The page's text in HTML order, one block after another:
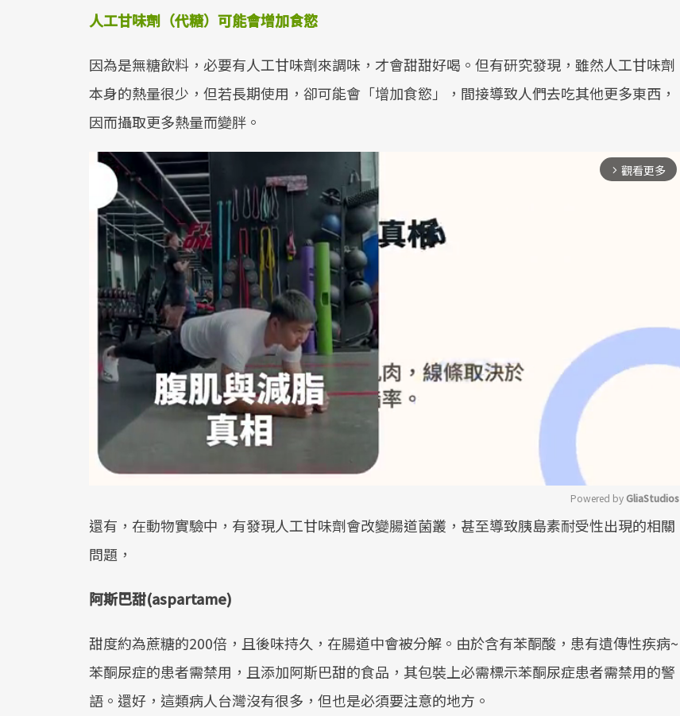
人工甘味劑（代糖）可能會增加食慾
因為是無糖飲料，必要有人工甘味劑來調味，才會甜甜好喝。但有研究發現，雖然人工甘味劑
本身的熱量很少，但若長期使用，卻可能會「增加食慾」，間接導致人們去吃其他更多東西，
因而攝取更多熱量而變胖。
arrow_forward_ios 觀看更多
Powered by GliaStudios
還有，在動物實驗中，有發現人工甘味劑會改變腸道菌叢，甚至導致胰島素耐受性出現的相關
問題，
阿斯巴甜(aspartame)
甜度約為蔗糖的200倍，且後味持久，在腸道中會被分解。由於含有苯酮酸，患有遺傳性疾病~
苯酮尿症的患者需禁用，且添加阿斯巴甜的食品，其包裝上必需標示苯酮尿症患者需禁用的警
語。還好，這類病人台灣沒有很多，但也是必須要注意的地方。